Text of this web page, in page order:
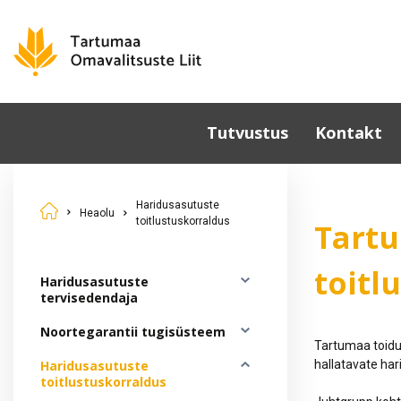
Tutvustus
Põhikiri
Komisjonid ja nõukogud
Kontakt
Heaolu
Haridusasutuste
toitlustuskorraldus
Haridusasutuste
tervisedendaja
Noortegarantii tugisüsteem
Haridusasutuste
toitlustuskorraldus
Tartumaa
hallatavate